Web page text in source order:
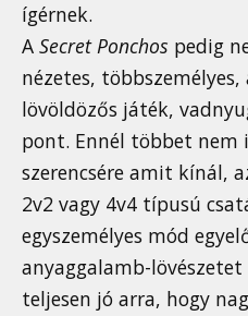
ígérnek.
A Secret Ponchos pedig
nézetes,
lövöldözős játék,
pont. Ennél többet nem
szerencsére amit kínál,
2v2 vagy 4v4 típusú
egyszemélyes mód
anyaggalamb-
teljesen jó arra, hogy